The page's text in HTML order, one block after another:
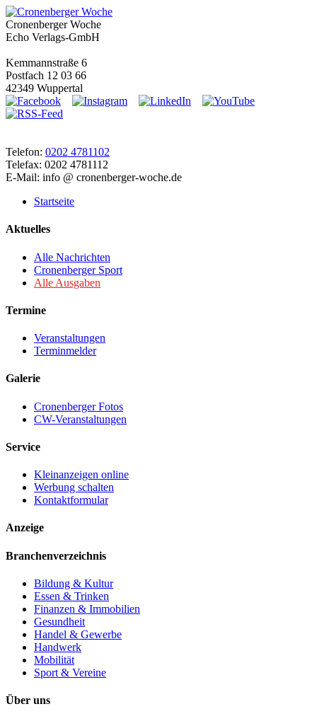
Cronenberger Woche
Echo Verlags-GmbH
Kemmannstraße 6
Postfach 12 03 66
42349 Wuppertal
Telefon: 0202 4781102
Telefax: 0202 4781112
E-Mail: info @ cronenberger-woche.de
Startseite
Aktuelles
Alle Nachrichten
Cronenberger Sport
Alle Ausgaben
Termine
Veranstaltungen
Terminmelder
Galerie
Cronenberger Fotos
CW-Veranstaltungen
Service
Kleinanzeigen online
Werbung schalten
Kontaktformular
Anzeige
Branchenverzeichnis
Bildung & Kultur
Essen & Trinken
Finanzen & Immobilien
Gesundheit
Handel & Gewerbe
Handwerk
Mobilität
Sport & Vereine
Über uns